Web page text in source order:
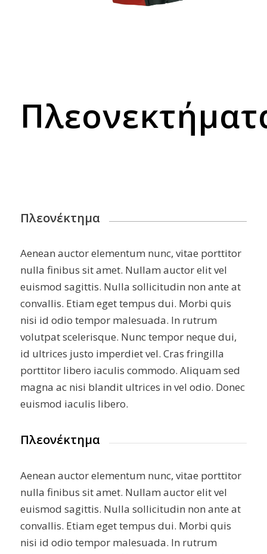
Πλεονέκτημα
Aenean auctor elementum nunc, vitae porttitor
nulla finibus sit amet. Nullam auctor elit vel
euismod sagittis. Nulla sollicitudin non ante at
convallis. Etiam eget tempus dui. Morbi quis
nisi id odio tempor malesuada. In rutrum
volutpat scelerisque. Nunc tempor neque dui,
id ultrices justo imperdiet vel. Cras fringilla
porttitor libero iaculis commodo. Aliquam sed
magna ac nisi blandit ultrices in vel odio. Donec
euismod iaculis libero.
Πλεονέκτημα
Aenean auctor elementum nunc, vitae porttitor
nulla finibus sit amet. Nullam auctor elit vel
euismod sagittis. Nulla sollicitudin non ante at
convallis. Etiam eget tempus dui. Morbi quis
nisi id odio tempor malesuada. In rutrum